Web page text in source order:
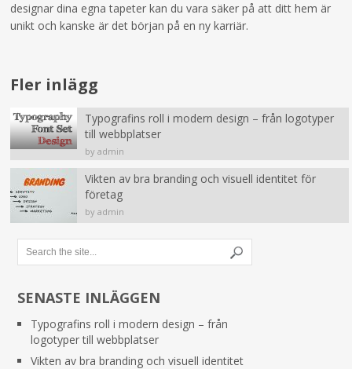
designar dina egna tapeter kan du vara säker på att ditt hem är
unikt och kanske är det början på en ny karriär.
Fler inlägg
Typografins roll i modern design – från logotyper
till webbplatser
by admin
Vikten av bra branding och visuell identitet för
företag
by admin
SENASTE INLÄGGEN
Typografins roll i modern design – från
logotyper till webbplatser
Vikten av bra branding och visuell identitet